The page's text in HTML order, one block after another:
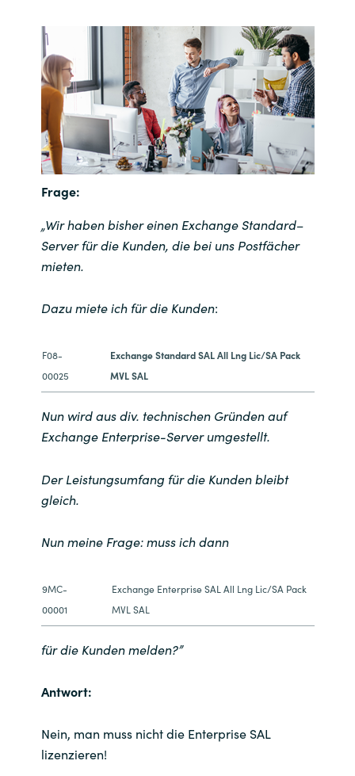
Hungary
Iceland
India
Indonesia
Kingdom of Saudi Arabia
Middle East
Oman
Romania
Frage:
„Wir haben bisher einen Exchange Standard–
Server für die Kunden, die bei uns Postfächer
mieten.
Dazu miete ich für die Kunden:
F08-
00025
Exchange Standard SAL All Lng Lic/SA Pack
MVL SAL
Nun wird aus div. technischen Gründen auf
Exchange Enterprise-Server umgestellt.
Der Leistungsumfang für die Kunden bleibt
gleich.
Nun meine Frage: muss ich dann
9MC-
00001
Exchange Enterprise SAL All Lng Lic/SA Pack
MVL SAL
für die Kunden melden?”
Antwort:
Nein, man muss nicht die Enterprise SAL
lizenzieren!